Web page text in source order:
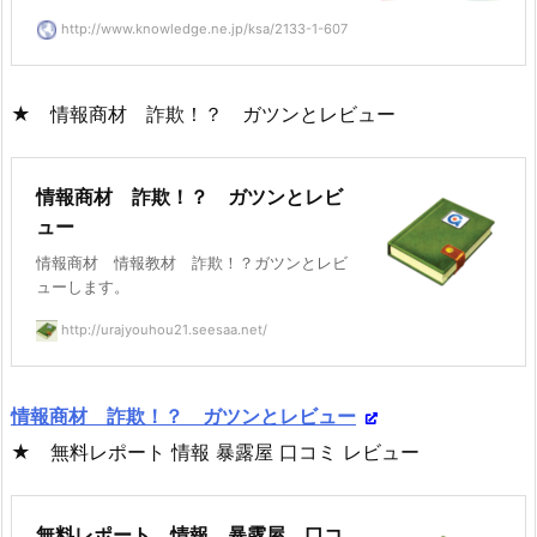
http://www.knowledge.ne.jp/ksa/2133-1-607
★ 情報商材 詐欺！？ ガツンとレビュー
情報商材 詐欺！？ ガツンとレビ
ュー
情報商材 情報教材 詐欺！？ガツンとレビ
ューします。
http://urajyouhou21.seesaa.net/
情報商材 詐欺！？ ガツンとレビュー
★ 無料レポート 情報 暴露屋 口コミ レビュー